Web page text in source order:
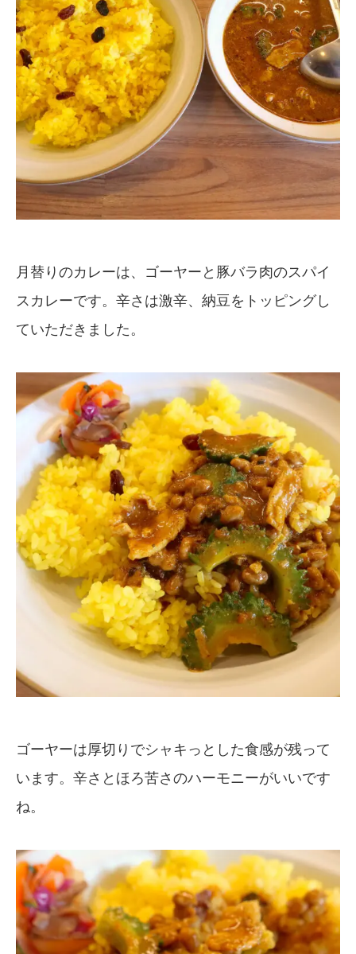
月替りのカレーは、ゴーヤーと豚バラ肉のスパイ
スカレーです。辛さは激辛、納豆をトッピングし
ていただきました。
ゴーヤーは厚切りでシャキっとした食感が残って
います。辛さとほろ苦さのハーモニーがいいです
ね。